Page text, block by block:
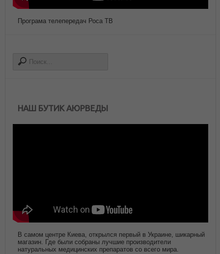
Програма телепередач Роса ТВ
НАШ БУТИК АЮРВЕДЫ
В самом центре Киева, открылся первый в Украине, шикарный
магазин. Где были собраны лучшие производители
натуральных медицинских препаратов со всего мира.